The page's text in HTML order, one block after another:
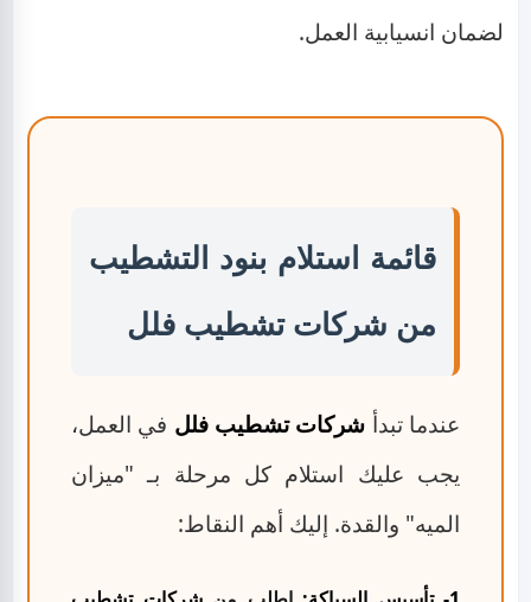
لضمان انسيابية العمل.
قائمة استلام بنود التشطيب
من شركات تشطيب فلل
عندما تبدأ شركات تشطيب فلل في العمل،
يجب عليك استلام كل مرحلة بـ "ميزان
الميه" والقدة. إليك أهم النقاط: